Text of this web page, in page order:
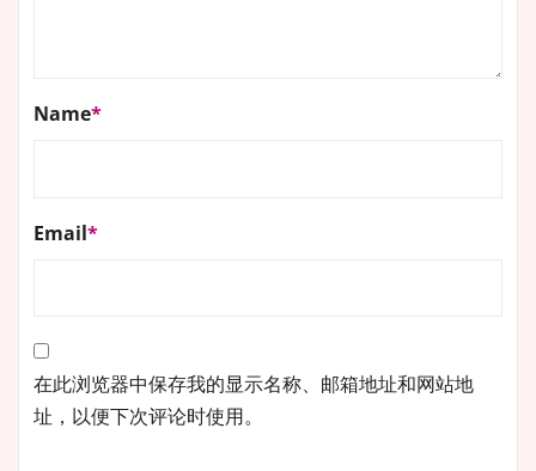
Name*
Email*
在此浏览器中保存我的显示名称、邮箱地址和网站地
址，以便下次评论时使用。